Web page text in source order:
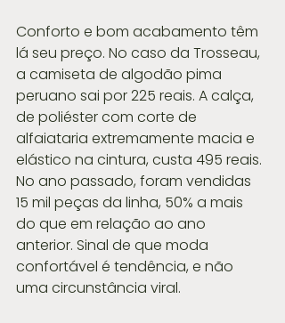
Conforto e bom acabamento têm
lá seu preço. No caso da Trosseau,
a camiseta de algodão pima
peruano sai por 225 reais. A calça,
de poliéster com corte de
alfaiataria extremamente macia e
elástico na cintura, custa 495 reais.
No ano passado, foram vendidas
15 mil peças da linha, 50% a mais
do que em relação ao ano
anterior. Sinal de que moda
confortável é tendência, e não
uma circunstância viral.